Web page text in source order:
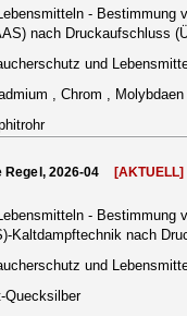
- Bestimmung
nach Druckaufschluss
und
, Chrom , Molybdaen
Regel, 2026-04 [AKTUELL]
-
Kaltdampftechnik nach
und
Quecksilber